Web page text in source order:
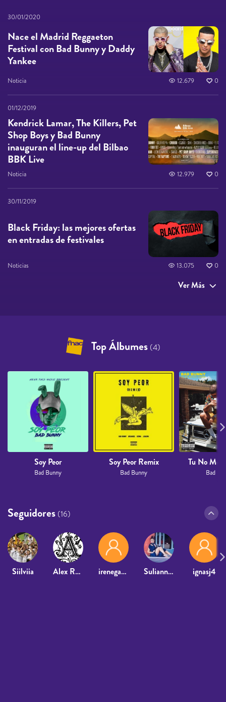
30/01/2020
Nace el Madrid Reggaeton
Festival con Bad Bunny y Daddy
Yankee
Noticia 12.679 0
01/12/2019
Kendrick Lamar, The Killers, Pet
Shop Boys y Bad Bunny
inauguran el line-up del Bilbao
BBK Live
Noticia 12.979 0
30/11/2019
Black Friday: las mejores ofertas
en entradas de festivales
Noticias 13.075 0
Ver Más
Top Álbumes (4)
Soy Peor
Bad Bunny
Soy Peor Remix
Bad Bunny
Tu No
Bad
Seguidores (16)
Siilviia Alex Romero2006 irenegarciia_ Suliannis Godinez ignasj4